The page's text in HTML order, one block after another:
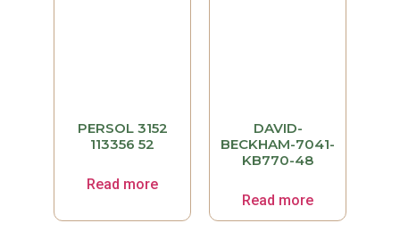
PERSOL 3152
113356 52
Read more
DAVID-
BECKHAM-7041-
KB770-48
Read more